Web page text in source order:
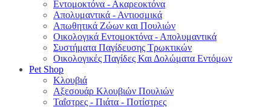
Εντομοκτόνα - Ακαρεοκτόνα
Απολυμαντικά - Αντιοσμικά
Απωθητικά Ζώων και Πουλιών
Οικολογικά Εντομοκτόνα - Απολυμαντικά
Συστήματα Παγίδευσης Τρωκτικών
Οικολογικές Παγίδες Και Δολώματα Εντόμων
Pet Shop
Κλουβιά
Αξεσουάρ Κλουβιών Πουλιών
Ταΐστρες - Πιάτα - Ποτίστρες